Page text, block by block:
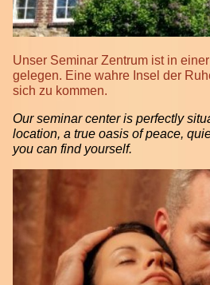
Unser Seminar Zentrum ist in
gelegen. Eine wahre Insel der
sich zu kommen.
Our seminar center is perfectly
location, a true oasis of peace,
you can find yourself.